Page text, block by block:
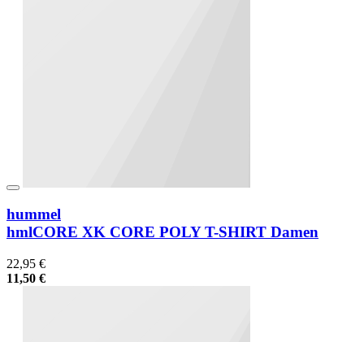
hummel
hmlCORE XK CORE POLY T-SHIRT Damen
22,95 €
11,50 €